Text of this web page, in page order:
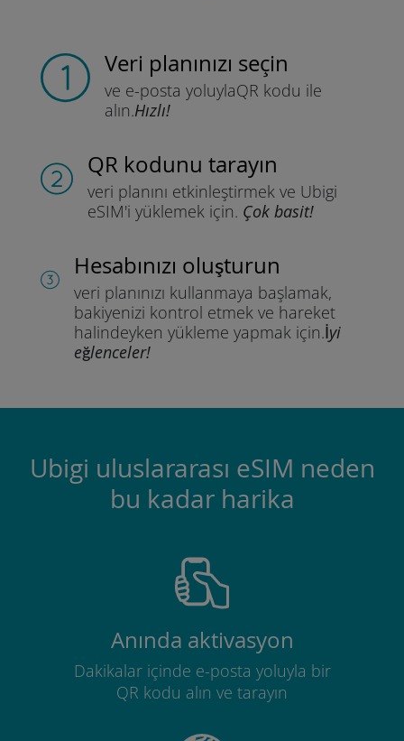
Veri planınızı seçin
ve e-posta yoluylaQR kodu ile
alın.Hızlı!
QR kodunu tarayın
veri planını etkinleştirmek ve Ubigi
eSIM'i yüklemek için. Çok basit!
Hesabınızı oluşturun
veri planınızı kullanmaya başlamak,
bakiyenizi kontrol etmek ve hareket
halindeyken yükleme yapmak için.İyi
eğlenceler!
Ubigi uluslararası eSIM neden
bu kadar harika
Anında aktivasyon
Dakikalar içinde e-posta yoluyla bir
QR kodu alın ve tarayın